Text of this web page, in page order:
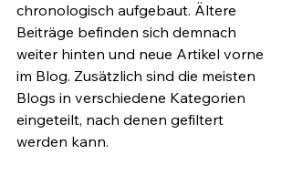
chronologisch aufgebaut. Ältere
Beiträge befinden sich demnach
weiter hinten und neue Artikel vorne
im Blog. Zusätzlich sind die meisten
Blogs in verschiedene Kategorien
eingeteilt, nach denen gefiltert
werden kann.